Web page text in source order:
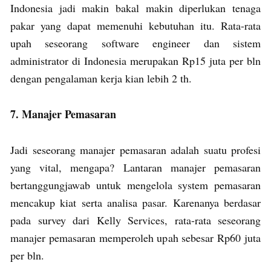
Indonesia jadi makin bakal makin diperlukan tenaga
pakar yang dapat memenuhi kebutuhan itu. Rata-rata
upah seseorang software engineer dan sistem
administrator di Indonesia merupakan Rp15 juta per bln
dengan pengalaman kerja kian lebih 2 th.
7. Manajer Pemasaran
Jadi seseorang manajer pemasaran adalah suatu profesi
yang vital, mengapa? Lantaran manajer pemasaran
bertanggungjawab untuk mengelola system pemasaran
mencakup kiat serta analisa pasar. Karenanya berdasar
pada survey dari Kelly Services, rata-rata seseorang
manajer pemasaran memperoleh upah sebesar Rp60 juta
per bln.